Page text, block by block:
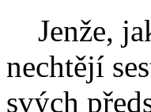
Jenže,
nechtějí
svých